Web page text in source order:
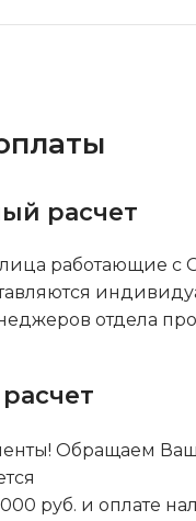
расчет
работающие с
отдела
Обращаем
000 руб. и оплате